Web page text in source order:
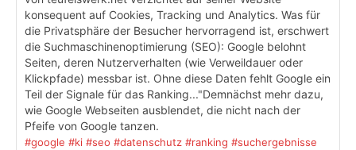
konsequent auf Cookies, Tracking und Analytics. Was für
die Privatsphäre der Besucher hervorragend ist, erschwert
die Suchmaschinenoptimierung (SEO): Google belohnt
Seiten, deren Nutzerverhalten (wie Verweildauer oder
Klickpfade) messbar ist. Ohne diese Daten fehlt Google ein
Teil der Signale für das Ranking..."Demnächst mehr dazu,
wie Google Webseiten ausblendet, die nicht nach der
Pfeife von Google tanzen.
#google #ki #seo #datenschutz #ranking #suchergebnisse